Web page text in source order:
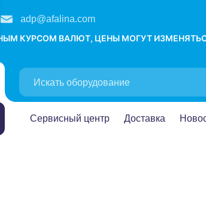
adp@afalina.com
КУРСОМ ВАЛЮТ, ЦЕНЫ МОГУТ
Сервисный центр Доставка